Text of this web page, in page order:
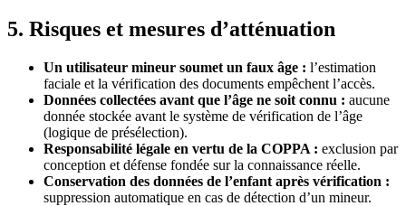
5. Risques et mesures d’atténuation
Un utilisateur mineur soumet un faux âge : l’estimation
faciale et la vérification des documents empêchent l’accès.
Données collectées avant que l’âge ne soit connu : aucune
donnée stockée avant le système de vérification de l’âge
(logique de présélection).
Responsabilité légale en vertu de la COPPA : exclusion par
conception et défense fondée sur la connaissance réelle.
Conservation des données de l’enfant après vérification :
suppression automatique en cas de détection d’un mineur.